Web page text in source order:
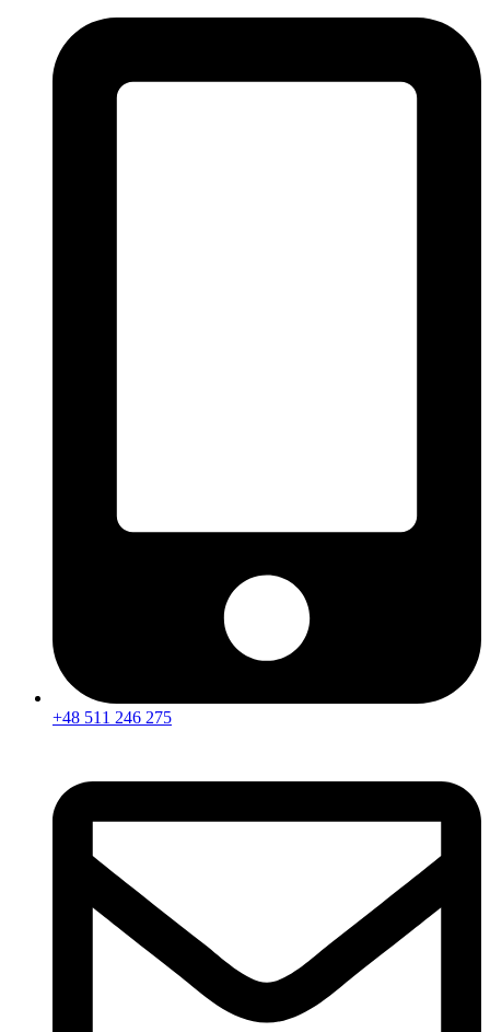
+48 511 246 275